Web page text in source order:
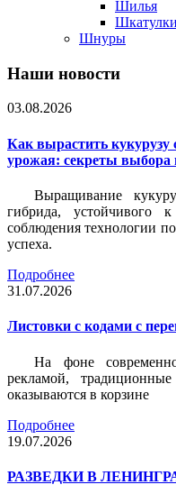
Шилья
Шкатулки
Шнуры
Наши новости
03.08.2026
Как вырастить кукурузу
урожая: секреты выбора
Выращивание
гибрида, устойчивого
соблюдения технологии
успеха.
Подробнее
31.07.2026
Листовки c кодами с
На фоне
рекламой,
оказываются в корзине
Подробнее
19.07.2026
РАЗВЕДКИ В